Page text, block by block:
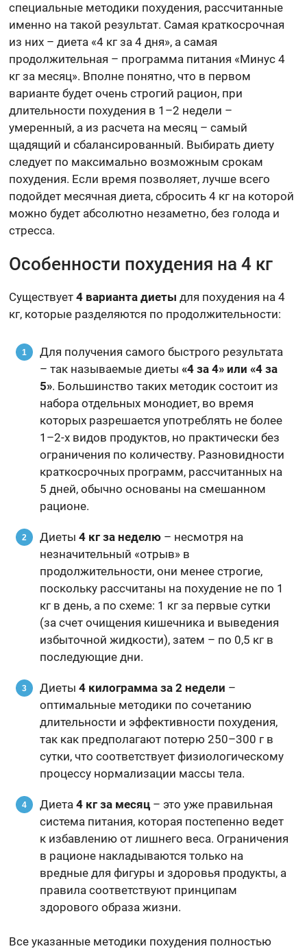
специальные методики похудения, рассчитанные
именно на такой результат. Самая краткосрочная
из них – диета «4 кг за 4 дня», а самая
продолжительная – программа питания «Минус 4
кг за месяц». Вполне понятно, что в первом
варианте будет очень строгий рацион, при
длительности похудения в 1–2 недели –
умеренный, а из расчета на месяц – самый
щадящий и сбалансированный. Выбирать диету
следует по максимально возможным срокам
похудения. Если время позволяет, лучше всего
подойдет месячная диета, сбросить 4 кг на которой
можно будет абсолютно незаметно, без голода и
стресса.
Особенности похудения на 4 кг
Существует4 варианта диеты для похудения на 4
кг, которые разделяются по продолжительности:
Для получения самого быстрого результата
– так называемые диеты«4 за 4» или «4 за
5». Большинство таких методик состоит из
набора отдельных монодиет, во время
которых разрешается употреблять не более
1–2-х видов продуктов, но практически без
ограничения по количеству. Разновидности
краткосрочных программ, рассчитанных на
5 дней, обычно основаны на смешанном
рационе.
Диеты4 кг за неделю – несмотря на
незначительный «отрыв» в
продолжительности, они менее строгие,
поскольку рассчитаны на похудение не по 1
кг в день, а по схеме: 1 кг за первые сутки
(за счет очищения кишечника и выведения
избыточной жидкости), затем – по 0,5 кг в
последующие дни.
Диеты4 килограмма за 2 недели –
оптимальные методики по сочетанию
длительности и эффективности похудения,
так как предполагают потерю 250–300 г в
сутки, что соответствует физиологическому
процессу нормализации массы тела.
Диета4 кг за месяц – это уже правильная
система питания, которая постепенно ведет
к избавлению от лишнего веса. Ограничения
в рационе накладываются только на
вредные для фигуры и здоровья продукты, а
правила соответствуют принципам
здорового образа жизни.
Все указанные методики похудения полностью